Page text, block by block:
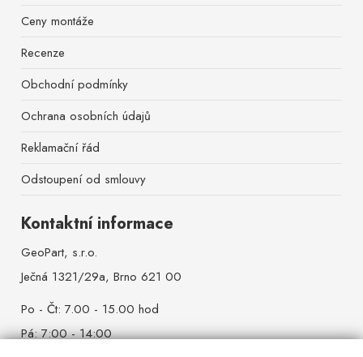
Ceny montáže
Recenze
Obchodní podmínky
Ochrana osobních údajů
Reklamační řád
Odstoupení od smlouvy
Kontaktní informace
GeoPart, s.r.o.
Ječná 1321/29a, Brno 621 00
Po - Čt: 7.00 - 15.00 hod
Pá: 7:00 - 14:00